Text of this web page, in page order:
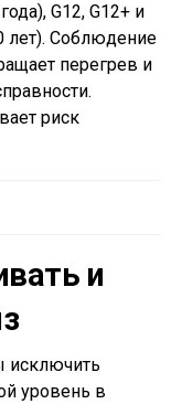
G12, G12+ и
лет). Соблюдение
перегрев и
риск
и
исключить
уровень в